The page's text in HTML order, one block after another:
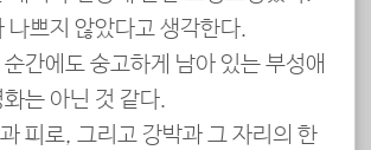
나쁘지 않았다고 생각한다.
간에도 숭고하게 남아 있는 부성애
는 아닌 것 같다.
피로, 그리고 강박과 그 자리의 한